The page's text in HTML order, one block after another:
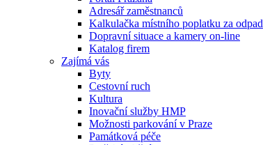
Adresář zaměstnanců
Kalkulačka místního poplatku za odpad
Dopravní situace a kamery on-line
Katalog firem
Zajímá vás
Byty
Cestovní ruch
Kultura
Inovační služby HMP
Možnosti parkování v Praze
Památková péče